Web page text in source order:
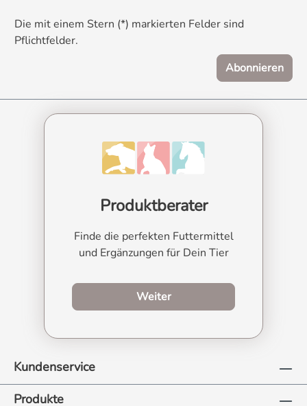
Die mit einem Stern (*) markierten Felder sind
Pflichtfelder.
Abonnieren
Produktberater
Finde die perfekten Futtermittel
und Ergänzungen für Dein Tier
Weiterzum Produktberater
Kundenservice
Produkte